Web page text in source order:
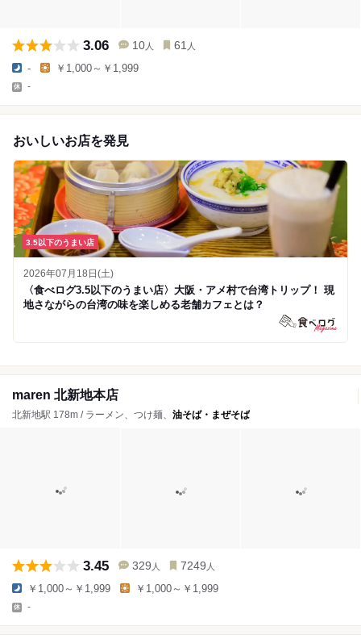
3.06 10 人 61 人
- ￥1,000～￥1,999
-
おいしいお店を発見
3.5以下のうまい店
2026年07月18日(土)
〈食べログ3.5以下のうまい店〉大阪・アメ村で台湾トリップ！ 現
地さながらの台湾の味を楽しめる老舗カフェとは？
maren 北新地本店
北新地駅 178m / ラーメン、つけ麺、 油そば・まぜそば
3.45 329 人 7249 人
￥1,000～￥1,999 ￥1,000～￥1,999
-